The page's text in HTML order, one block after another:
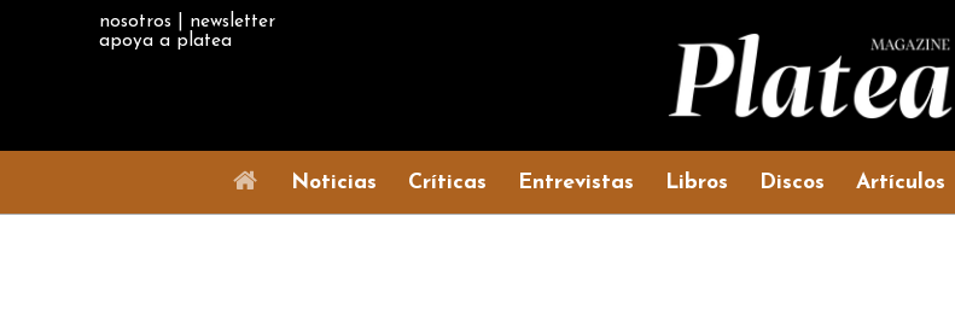
nosotros
newsletter
apoya a platea
Noticias Críticas Entrevistas Libros Discos Artículos